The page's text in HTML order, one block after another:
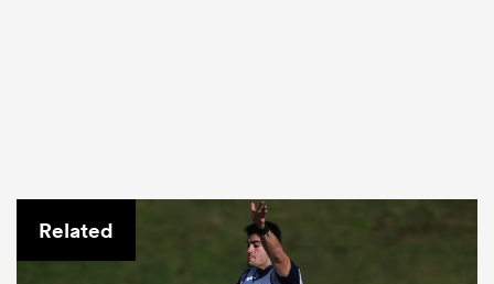
Related